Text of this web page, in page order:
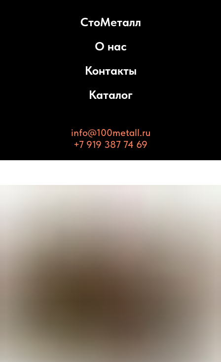
СтоМеталл
О нас
Контакты
Каталог
info@100metall.ru
+7 919 387 74 69